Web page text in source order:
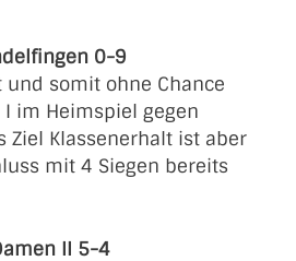
0-9
und somit ohne Chance
im Heimspiel gegen
Ziel Klassenerhalt ist aber
mit 4 Siegen bereits
II 5-4